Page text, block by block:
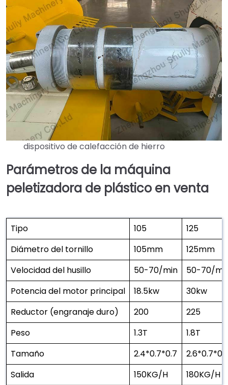
dispositivo de calefacción de hierro
Parámetros de la máquina
peletizadora de plástico en venta
Tipo 105
125
Diámetro del tornillo
105mm
125mm
Velocidad del husillo
50-70/min
50-70/
Potencia del motor principal
18.5kw
30kw
Reductor (engranaje duro)
200
225
Peso
1.3T
1.8T
Tamaño
2.4*0.7*0.7
Salida
150KG/H 180KG/H